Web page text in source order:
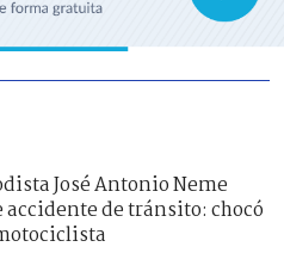
José Antonio Neme
accidente de tránsito: chocó